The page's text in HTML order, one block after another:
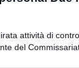
attività di
del